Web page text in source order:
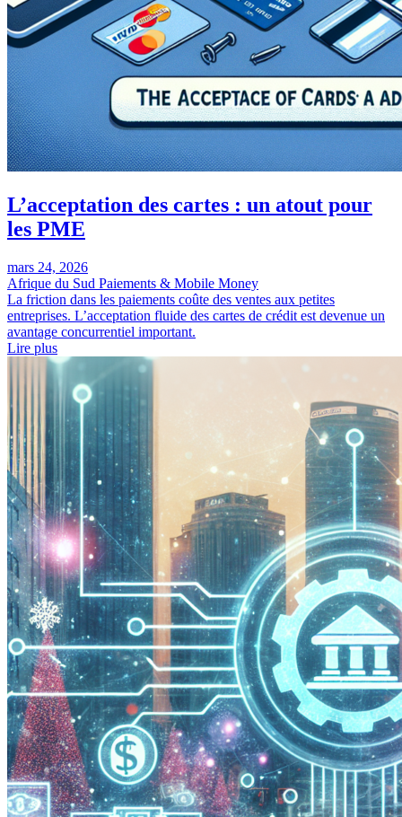
L’acceptation des cartes : un atout pour
les PME
mars 24, 2026
Afrique du Sud Paiements & Mobile Money
La friction dans les paiements coûte des ventes aux petites
entreprises. L’acceptation fluide des cartes de crédit est devenue un
avantage concurrentiel important.
Lire plus